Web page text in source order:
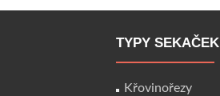
TYPY SEKAČEK
Křovinořezy